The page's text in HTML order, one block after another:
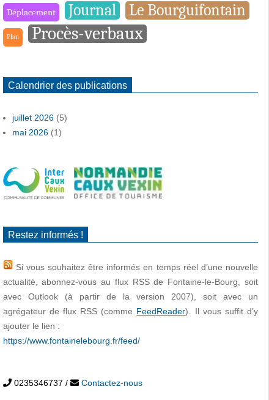
Déplacement Journal Le Bourguifontain
Plan Procès-verbaux
Calendrier des publications
juillet 2026(5)
mai 2026(1)
Restez informés !
Si vous souhaitez être informés en temps réel d’une nouvelle
actualité, abonnez-vous au flux RSS de Fontaine-le-Bourg, soit
avec Outlook (à partir de la version 2007), soit avec un
agrégateur de flux RSS (comme FeedReader). Il vous suffit d’y
ajouter le lien :
https://www.fontainelebourg.fr/feed/
0235346737 / Contactez-nous